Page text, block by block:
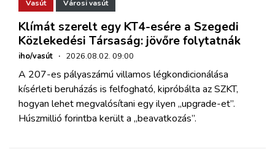
Vasút Városi vasút
Klímát szerelt egy KT4-esére a Szegedi
Közlekedési Társaság: jövőre folytatnák
iho/vasút · 2026.08.02. 09:00
A 207-es pályaszámú villamos légkondicionálása
kísérleti beruházás is felfogható, kipróbálta az SZKT,
hogyan lehet megvalósítani egy ilyen „upgrade-et”.
Húszmillió forintba került a „beavatkozás”.